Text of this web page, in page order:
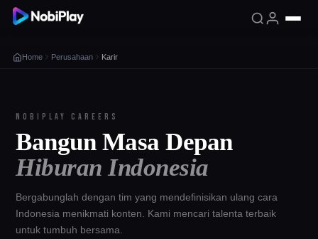
Home Perusahaan Karir
NOBIPLAY CAREERS
Bangun Masa Depan
Hiburan Indonesia
Bergabunglah dengan tim yang mendefinisikan ulang cara
Indonesia menikmati konten. Kami mencari talenta terbaik
untuk tumbuh bersama.